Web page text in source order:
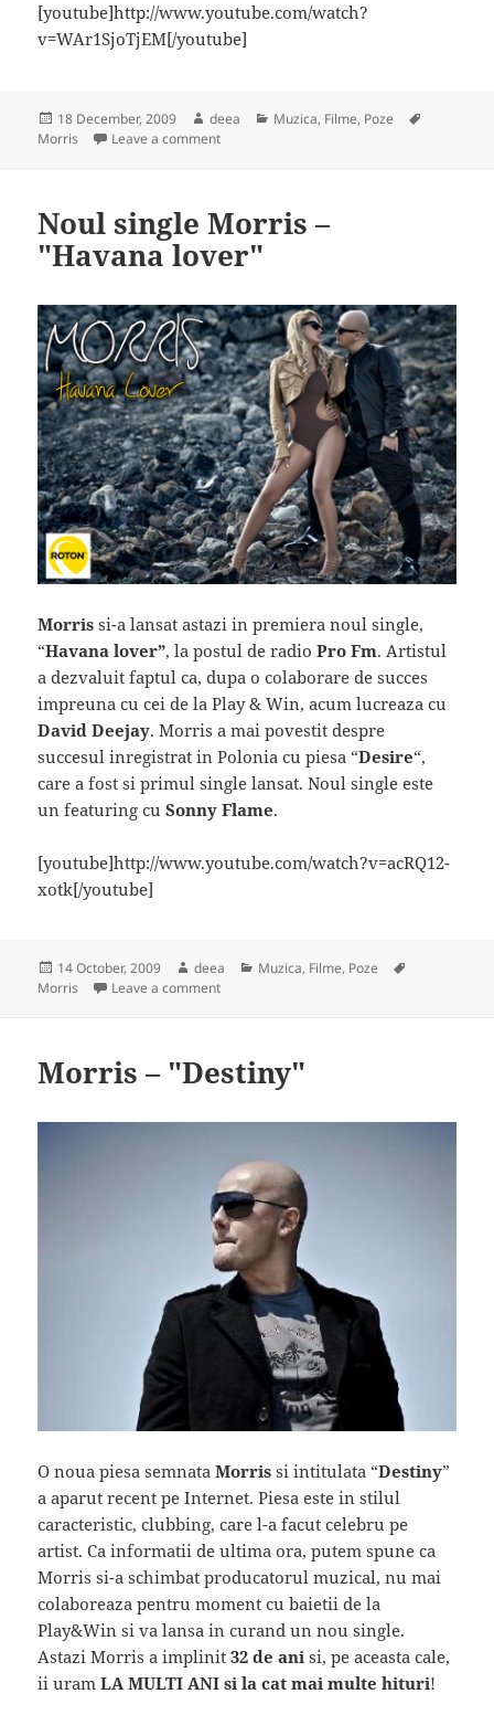
[youtube]http://www.youtube.com/watch?
v=WAr1SjoTjEM[/youtube]
Posted
on
18 December, 2009 Author
deea Categories
Muzica, Filme, Poze
Morris
Leave a commenton Teaser Videoclip: Morris – "Havana lover"
Noul single Morris –
"Havana lover"
Morrissi-a lansat astazi in premiera noul single,
“Havana lover”, la postul de radioPro Fm. Artistul
a dezvaluit faptul ca, dupa o colaborare de succes
impreuna cu cei de la Play & Win, acum lucreaza cu
David Deejay. Morris a mai povestit despre
succesul inregistrat in Polonia cu piesa “Desire“,
care a fost si primul single lansat. Noul single este
un featuring cuSonny Flame.
[youtube]http://www.youtube.com/watch?v=acRQ12-
xotk[/youtube]
Posted
on
14 October, 2009 Author
deea Categories
Muzica, Filme, Poze
Morris
Leave a commenton Noul single Morris – "Havana lover"
Morris – "Destiny"
O noua piesa semnataMorris si intitulata “Destiny”
a aparut recent pe Internet. Piesa este in stilul
caracteristic, clubbing, care l-a facut celebru pe
artist. Ca informatii de ultima ora, putem spune ca
Morris si-a schimbat producatorul muzical, nu mai
colaboreaza pentru moment cu baietii de la
Play&Win si va lansa in curand un nou single.
Astazi Morris a implinit32 de ani si, pe aceasta cale,
ii uramLA MULTI ANI si la cat mai multe hituri!